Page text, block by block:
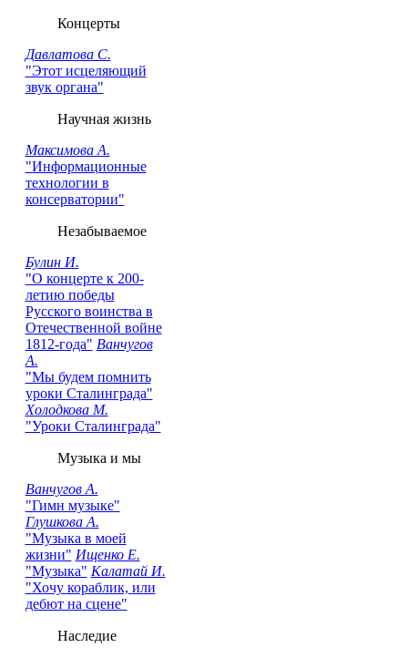
Концерты
Давлатова С.
"Этот исцеляющий
звук органа"
Научная жизнь
Максимова А.
"Информационные
технологии в
консерватории"
Незабываемое
Булин И.
"О концерте к 200-
летию победы
Русского воинства в
Отечественной войне
1812-года" Ванчугов
А.
"Мы будем помнить
уроки Сталинграда"
Холодкова М.
"Уроки Сталинграда"
Музыка и мы
Ванчугов А.
"Гимн музыке"
Глушкова А.
"Музыка в моей
жизни" Ищенко Е.
"Музыка" Калатай И.
"Хочу кораблик, или
дебют на сцене"
Наследие